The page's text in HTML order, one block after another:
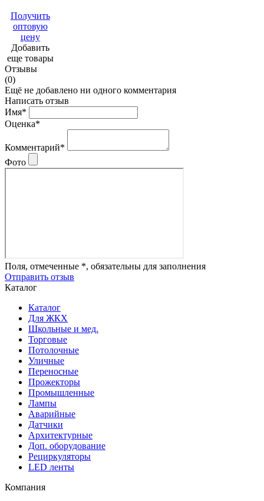
Получить
оптовую
цену
Добавить
еще товары
Отзывы
(0)
Ещё не добавлено ни одного комментария
Написать отзыв
Имя*
Оценка*
Комментарий*
Фото
Поля, отмеченные *, обязательны для заполнения
Отправить отзыв
Каталог
Каталог
Для ЖКХ
Школьные и мед.
Торговые
Потолочные
Уличные
Переносные
Прожекторы
Промышленные
Лампы
Аварийные
Датчики
Архитектурные
Доп. оборудование
Рециркуляторы
LED ленты
Компания